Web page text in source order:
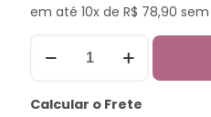
em até 10x de R$ 78,90
Calcular o Frete